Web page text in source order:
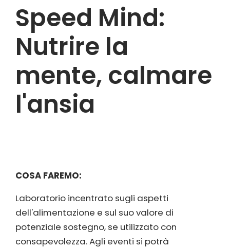
Speed Mind:
Nutrire la
mente, calmare
l'ansia
COSA FAREMO:
Laboratorio incentrato sugli aspetti
dell'alimentazione e sul suo valore di
potenziale sostegno, se utilizzato con
consapevolezza. Agli eventi si potrà